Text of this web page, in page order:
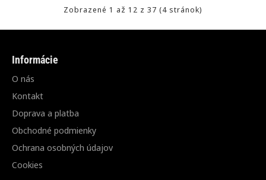
Zobrazené 1 až 12 z 37 (4 stránok)
Informácie
O nás
Kontakt
Doprava a platba
Obchodné podmienky
Ochrana osobných údajov
Cookies